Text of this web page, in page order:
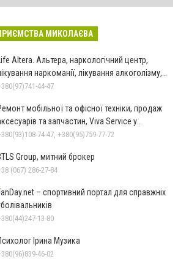
МИКОЛАЄВА
Altera. Альтера, наркологічний центр,
наркоманії, лікування алкоголізму,
ломки44-47
мобільної та офісної техніки, продаж
та запчастин, Viva Service у
74-47, +380(95)759-77-72
Group, митний брокер
(067) 286-27-84
– спортивний портал для справжніх
13-80
Ірина Музика
46-02